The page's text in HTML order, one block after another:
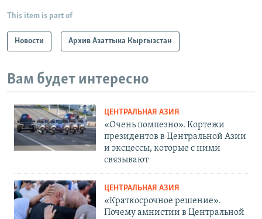
This item is part of
Новости Архив Азаттыка Кыргызстан
Вам будет интересно
ЦЕНТРАЛЬНАЯ АЗИЯ
«Очень помпезно». Кортежи
президентов в Центральной Азии
и эксцессы, которые с ними
связывают
ЦЕНТРАЛЬНАЯ АЗИЯ
«Краткосрочное решение».
Почему амнистии в Центральной